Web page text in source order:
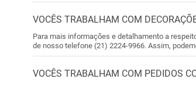
VOCÊS TRABALHAM COM
Para mais informações e detalhamento a
de nosso telefone (21) 2224-9966. Assim,
VOCÊS TRABALHAM COM PEDIDOS